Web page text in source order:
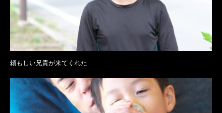
頼もしい兄貴が来てくれた